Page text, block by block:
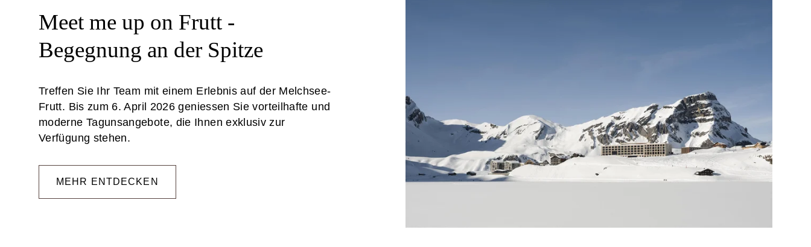
Meet me up on Frutt -
Begegnung an der Spitze
Treffen Sie Ihr Team mit einem Erlebnis auf der Melchsee-
Frutt. Bis zum 6. April 2026 geniessen Sie vorteilhafte und
moderne Tagunsangebote, die Ihnen exklusiv zur
Verfügung stehen.
MEHR ENTDECKEN